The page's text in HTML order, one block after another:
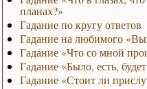
планах?»
Гадание по кругу ответов
Гадание на любимого
Гадание «Что со мной
Гадание «Было, есть,
Гадание «Стоит ли